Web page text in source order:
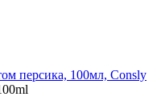
персика, 100мл, Consly